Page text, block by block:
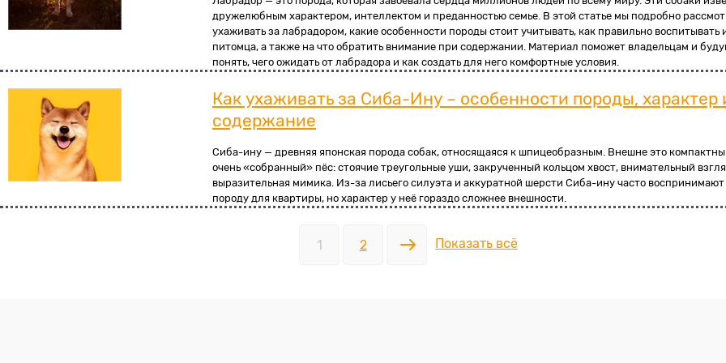
дружелюбным характером, интеллектом и преданностью семье. В этой статье мы подробно
ухаживать за лабрадором, какие особенности породы стоит учитывать, как правильно воспитывать
питомца, а также на что обратить внимание при содержании. Материал поможет владельцам и
понять, чего ожидать от лабрадора и как создать для него комфортные условия.
Как ухаживать за Сиба-Ину – особенности породы, характер
содержание
Сиба-ину — древняя японская порода собак, относящаяся к шпицеобразным. Внешне это
очень «собранный» пёс: стоячие треугольные уши, закрученный кольцом хвост, внимательный
выразительная мимика. Из-за лисьего силуэта и аккуратной шерсти Сиба-ину часто
породу для квартиры, но характер у неё гораздо сложнее внешности.
1 2 Показать всё